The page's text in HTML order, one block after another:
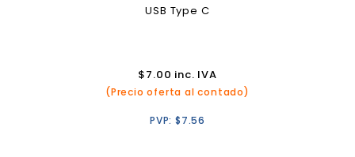
USB Type C
$7.00 inc. IVA
(Precio oferta al contado)
PVP: $7.56